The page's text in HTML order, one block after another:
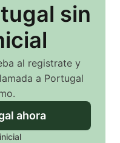
sin
al registrate y
a Portugal
ahora